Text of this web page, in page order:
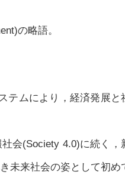
の略語。
テムにより，経済発展と
会(Society 4.0)に続く，
未来社会の姿として初め